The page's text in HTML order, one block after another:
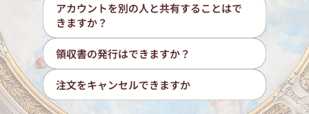
アカウントを別の人と共有することはで
きますか？
領収書の発行はできますか？
注文をキャンセルできますか